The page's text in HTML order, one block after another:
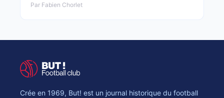
Par Fabien Chorlet
Crée en 1969, But! est un journal historique du football